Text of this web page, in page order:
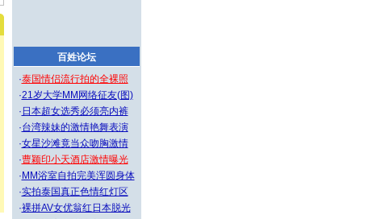
百姓论坛
·泰国情侣流行拍的全裸照
·21岁大学MM网络征友(图)
· 日本超女选秀必须亮内裤
·台湾辣妹的激情艳舞表演
·女星沙滩竟当众吻胸激情
·曹颖印小天酒店激情曝光
· MM浴室自拍完美浑圆身体
·实拍泰国真正色情红灯区
·裸拼AV女优翁红日本脱光